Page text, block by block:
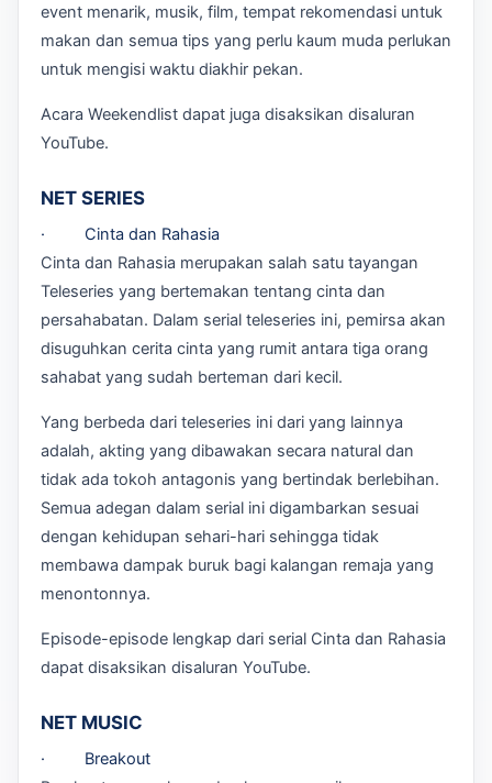
event menarik, musik, film, tempat rekomendasi untuk
makan dan semua tips yang perlu kaum muda perlukan
untuk mengisi waktu diakhir pekan.
Acara Weekendlist dapat juga disaksikan disaluran
YouTube.
NET SERIES
· Cinta dan Rahasia
Cinta dan Rahasia merupakan salah satu tayangan
Teleseries yang bertemakan tentang cinta dan
persahabatan. Dalam serial teleseries ini, pemirsa akan
disuguhkan cerita cinta yang rumit antara tiga orang
sahabat yang sudah berteman dari kecil.
Yang berbeda dari teleseries ini dari yang lainnya
adalah, akting yang dibawakan secara natural dan
tidak ada tokoh antagonis yang bertindak berlebihan.
Semua adegan dalam serial ini digambarkan sesuai
dengan kehidupan sehari-hari sehingga tidak
membawa dampak buruk bagi kalangan remaja yang
menontonnya.
Episode-episode lengkap dari serial Cinta dan Rahasia
dapat disaksikan disaluran YouTube.
NET MUSIC
· Breakout